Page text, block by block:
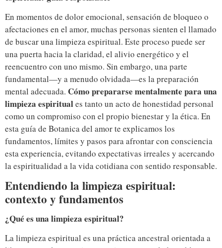
En momentos de dolor emocional, sensación de bloqueo o
afectaciones en el amor, muchas personas sienten el llamado
de buscar una limpieza espiritual. Este proceso puede ser
una puerta hacia la claridad, el alivio energético y el
reencuentro con uno mismo. Sin embargo, una parte
fundamental—y a menudo olvidada—es la preparación
mental adecuada. Cómo prepararse mentalmente para una
limpieza espirituales tanto un acto de honestidad personal
como un compromiso con el propio bienestar y la ética. En
esta guía de Botanica del amor te explicamos los
fundamentos, límites y pasos para afrontar con consciencia
esta experiencia, evitando expectativas irreales y acercando
la espiritualidad a la vida cotidiana con sentido responsable.
Entendiendo la limpieza espiritual:
contexto y fundamentos
¿Qué es una limpieza espiritual?
La limpieza espiritual es una práctica ancestral orientada a